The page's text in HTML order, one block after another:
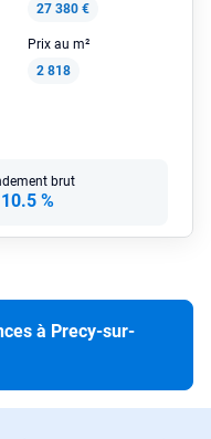
27 380 €
Prix au m²
2 818
brut
10.5 %
à Precy-sur-